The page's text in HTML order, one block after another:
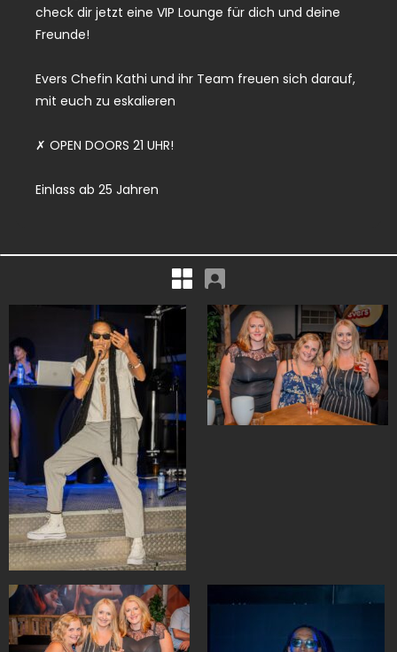
check dir jetzt eine VIP Lounge für dich und deine
Freunde!
Evers Chefin Kathi und ihr Team freuen sich darauf,
mit euch zu eskalieren
✗ OPEN DOORS 21 UHR!
Einlass ab 25 Jahren